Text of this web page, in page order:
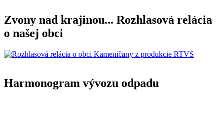
Zvony nad krajinou... Rozhlasová relácia
o našej obci
Harmonogram vývozu odpadu